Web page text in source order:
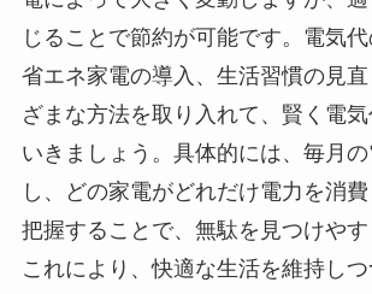
じることで節約が可能です。電気
省エネ家電の導入、生活習慣の見直
ざまな方法を取り入れて、賢く電
いきましょう。具体的には、毎月
し、どの家電がどれだけ電力を消
把握することで、無駄を見つけやす
これにより、快適な生活を維持し